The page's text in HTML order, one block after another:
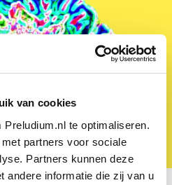
van cookies
te optimaliseren.
partners voor sociale
Partners kunnen deze
andere informatie die zij van u